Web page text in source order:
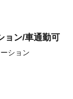
ョン/車通勤可
ション